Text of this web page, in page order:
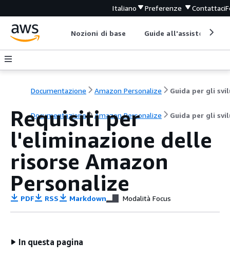
Italiano Preferenze Contattaci
Nozioni di base Guide all'assistenza
Documentazione Amazon Personalize
Documentazione Amazon Personalize Guida per gli
Requisiti per
l'eliminazione delle
risorse Amazon
Personalize
PDF RSS Markdown Modalità Focus
In questa pagina